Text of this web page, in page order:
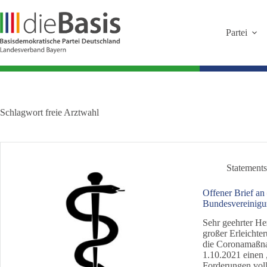
Inhalt
springen
Partei
Schlagwort freie Arztwahl
Statements
Offener Brief an
Sehr geehrter
großer
die
1.10.2021 einen